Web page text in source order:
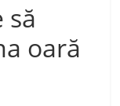
să
oară